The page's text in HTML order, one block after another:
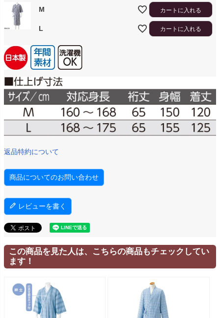
M カートに入れる
L カートに入れる
返品特約について
商品についてのお問い合わせ
レビューを書く
この商品を見た人は、こちらの商品もチェックしてい
ます！